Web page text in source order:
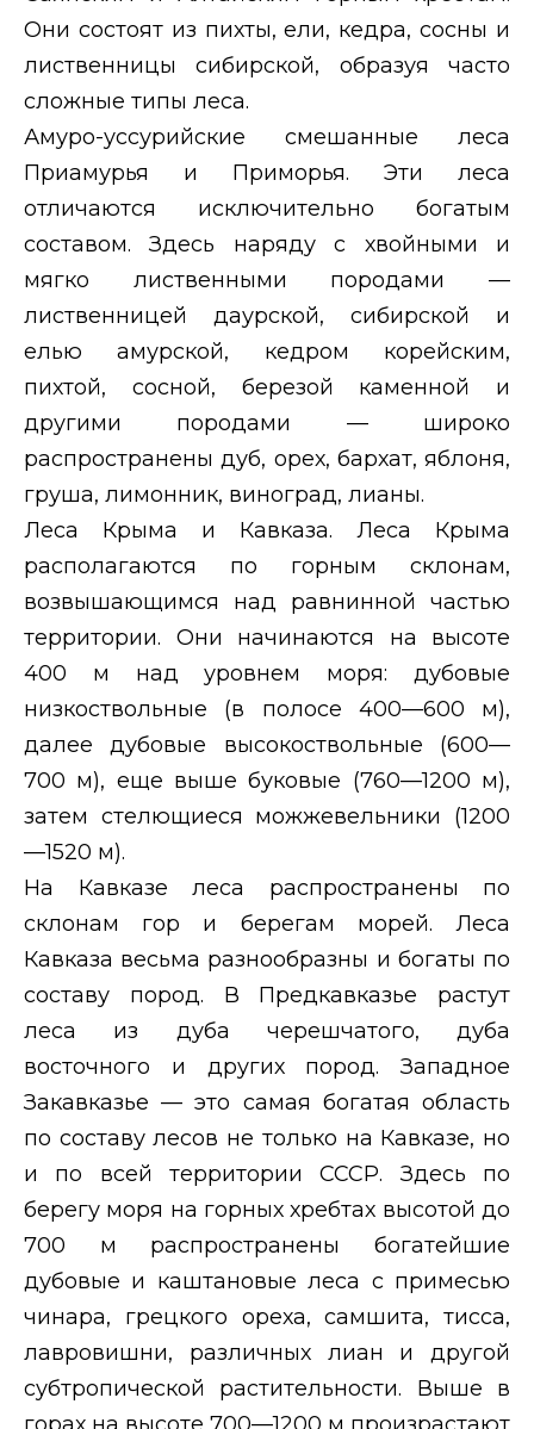
Они состоят из пихты, ели, кедра, сосны и
лиственницы сибирской, образуя часто
сложные типы леса.
Амуро-уссурийские смешанные леса
Приамурья и Приморья. Эти леса
отличаются исключительно богатым
составом. Здесь наряду с хвойными и
мягко лиственными породами —
лиственницей даурской, сибирской и
елью амурской, кедром корейским,
пихтой, сосной, березой каменной и
другими породами — широко
распространены дуб, орех, бархат, яблоня,
груша, лимонник, виноград, лианы.
Леса Крыма и Кавказа. Леса Крыма
располагаются по горным склонам,
возвышающимся над равнинной частью
территории. Они начинаются на высоте
400 м над уровнем моря: дубовые
низкоствольные (в полосе 400—600 м),
далее дубовые высокоствольные (600—
700 м), еще выше буковые (760—1200 м),
затем стелющиеся можжевельники (1200
—1520 м).
На Кавказе леса распространены по
склонам гор и берегам морей. Леса
Кавказа весьма разнообразны и богаты по
составу пород. В Предкавказье растут
леса из дуба черешчатого, дуба
восточного и других пород. Западное
Закавказье — это самая богатая область
по составу лесов не только на Кавказе, но
и по всей территории СССР. Здесь по
берегу моря на горных хребтах высотой до
700 м распространены богатейшие
дубовые и каштановые леса с примесью
чинара, грецкого ореха, самшита, тисса,
лавровишни, различных лиан и другой
субтропической растительности. Выше в